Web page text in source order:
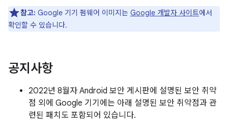
참고: Google 기기 펌웨어 이미지는 Google 개발자 사이트에서
확인할 수 있습니다.
공지사항
2022년 8월자 Android 보안 게시판에 설명된 보안 취약
점 외에 Google 기기에는 아래 설명된 보안 취약점과 관
련된 패치도 포함되어 있습니다.